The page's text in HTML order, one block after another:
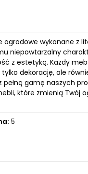
wykonane z
niepowtarzalny
z estetyką. Każdy
dekorację, ale
gamę naszych
które zmienią Twój
5